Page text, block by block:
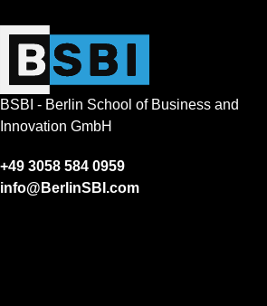
BSBI - Berlin School of Business and
Innovation GmbH
+49 3058 584 0959
info@BerlinSBI.com